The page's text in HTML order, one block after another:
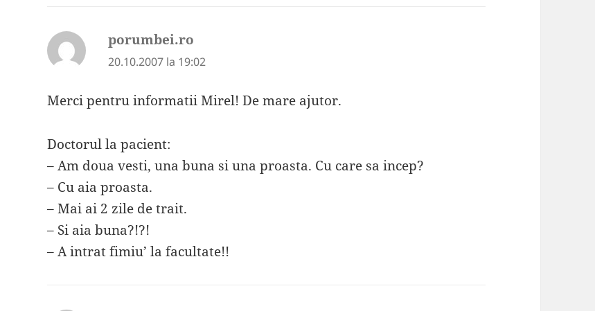
porumbei.ro
20.10.2007 la 19:02
Merci pentru informatii Mirel! De mare ajutor.
Doctorul la pacient:
– Am doua vesti, una buna si una proasta. Cu care sa incep?
– Cu aia proasta.
– Mai ai 2 zile de trait.
– Si aia buna?!?!
– A intrat fimiu’ la facultate!!